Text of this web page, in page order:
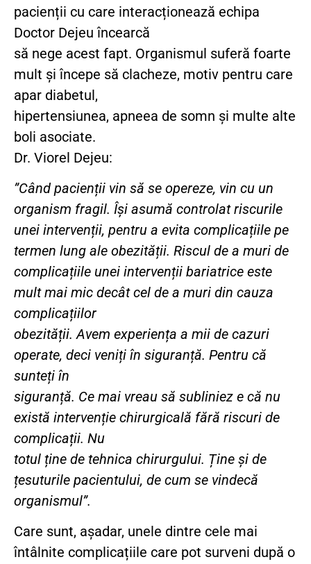
pacienții cu care interacționează echipa
Doctor Dejeu încearcă
să nege acest fapt. Organismul suferă foarte
mult și începe să clacheze, motiv pentru care
apar diabetul,
hipertensiunea, apneea de somn și multe alte
boli asociate.
Dr. Viorel Dejeu:
”Când pacienții vin să se opereze, vin cu un
organism fragil. Își asumă controlat riscurile
unei intervenții, pentru a evita complicațiile pe
termen lung ale obezității. Riscul de a muri de
complicațiile unei intervenții bariatrice este
mult mai mic decât cel de a muri din cauza
complicațiilor
obezității. Avem experiența a mii de cazuri
operate, deci veniți în siguranță. Pentru că
sunteți în
siguranță. Ce mai vreau să subliniez e că nu
există intervenție chirurgicală fără riscuri de
complicații. Nu
totul ține de tehnica chirurgului. Ține și de
țesuturile pacientului, de cum se vindecă
organismul”.
Care sunt, așadar, unele dintre cele mai
întâlnite complicațiile care pot surveni după o